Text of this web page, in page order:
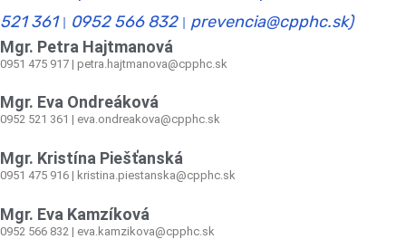
521 361
0952 566 832 prevencia@cpphc.sk)
Mgr. Petra Hajtmanová
0951 475 917 | petra.hajtmanova@cpphc.sk
Mgr. Eva Ondreáková
0952 521 361 | eva.ondreakova@cpphc.sk
Mgr. Kristína Piešťanská
0951 475 916 | kristina.piestanska@cpphc.sk
Mgr. Eva Kamzíková
0952 566 832 | eva.kamzikova@cpphc.sk